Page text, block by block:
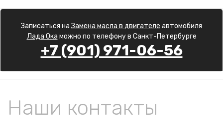
Записаться наЗамена масла в двигателе автомобиля
Лада Ока можно по телефону в Санкт-Петербурге
+7 (901) 971-06-56
Наши контакты